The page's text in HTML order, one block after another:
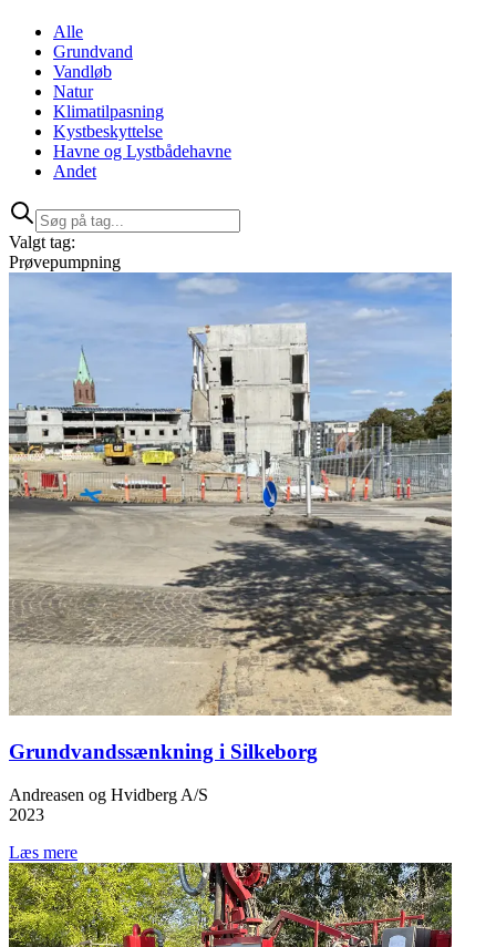
Alle
Grundvand
Vandløb
Natur
Klimatilpasning
Kystbeskyttelse
Havne og Lystbådehavne
Andet
Valgt tag:
Prøvepumpning
Grundvandssænkning i Silkeborg
Andreasen og Hvidberg A/S
2023
Læs mere